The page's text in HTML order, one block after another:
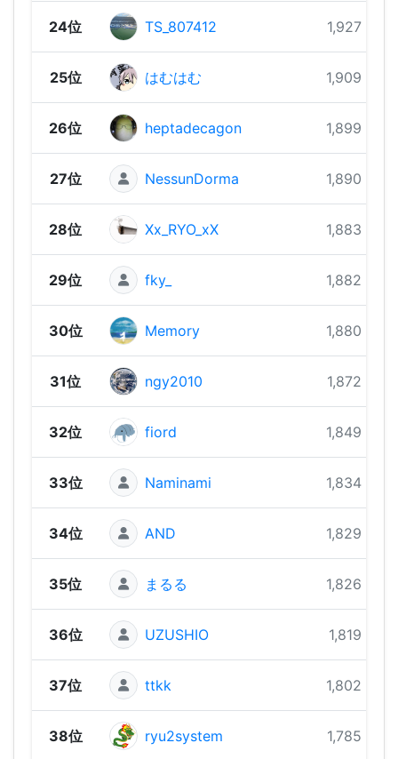
24位 TS_807412 1,927 pts
25位 はむはむ 1,909 pts
26位 heptadecagon 1,899 pts
27位 NessunDorma 1,890 pts
28位 Xx_RYO_xX 1,883 pts
29位 fky_ 1,882 pts
30位 Memory 1,880 pts
31位 ngy2010 1,872 pts
32位 fiord 1,849 pts
33位 Naminami 1,834 pts
34位 AND 1,829 pts
35位 まるる 1,826 pts
36位 UZUSHIO 1,819 pts
37位 ttkk 1,802 pts
38位 ryu2system 1,785 pts